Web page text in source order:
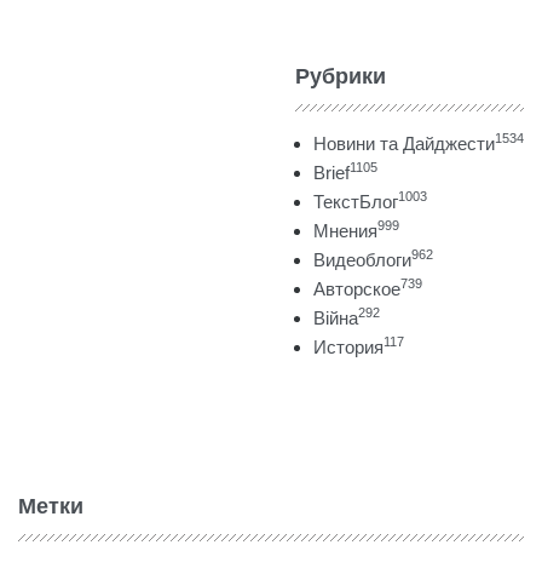
Рубрики
Новини та Дайджести1534
Brief1105
ТекстБлог1003
Мнения999
Видеоблоги962
Авторское739
Війна292
История117
Метки